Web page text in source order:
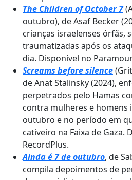
The Children of October 7
outubro), de Asaf Becker
crianças israelenses órfãs,
traumatizadas após os
dia. Disponível no
Screams before silence
de Anat Stalinsky (2024),
perpetrados pelo Hamas
contra mulheres e homens
outubro e no período em
cativeiro na Faixa de Gaza.
RecordPlus.
Ainda é 7 de outubro, de
compila depoimentos de